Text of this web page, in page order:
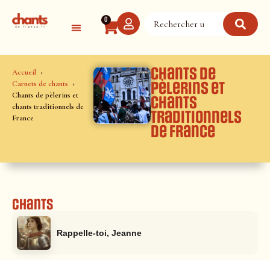
0
Accueil
Carnets de chants
Chants de pèlerins et
chants traditionnels de
France
Chants de
pèlerins et
chants
traditionnels
de France
Chants
Rappelle-toi, Jeanne